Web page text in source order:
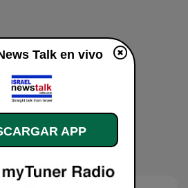
Talk en vivo
APP